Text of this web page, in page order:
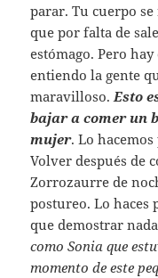
parar. Tu cuerpo se
que por falta de
estómago. Pero
entiendo la gente
maravilloso.Esto
bajar a comer un
mujer. Lo
Volver después de
Zorrozaurre de
postureo. Lo haces
que demostrar
como Sonia que
momento de este